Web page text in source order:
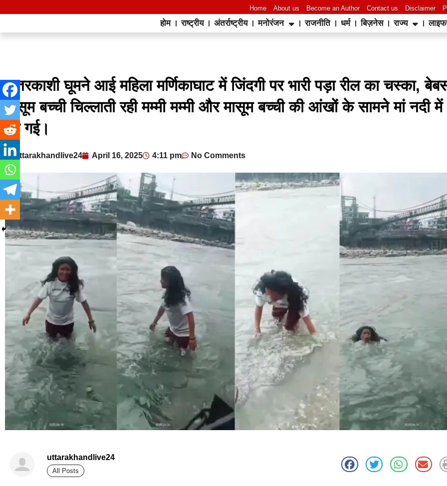
Home About us Become an Author Contact us Disclaimer
होम राष्ट्रीय अंतर्राष्ट्रीय मनोरंजन राजनीति धर्म बिज़नेस राज्य
उत्तरकाशी घूमने आई महिला मर्णिकाघाट में जिंदगी पर भारी पड़ा रील का चस्का,
मासूम बच्ची चिल्लाती रही मम्मी मम्मी और मासूम बच्ची की आंखों के सामने मां नदी में
बह गई।
uttarakhandlive24 April 16, 2025 4:11 pm No Comments
uttarakhandlive24
All Posts